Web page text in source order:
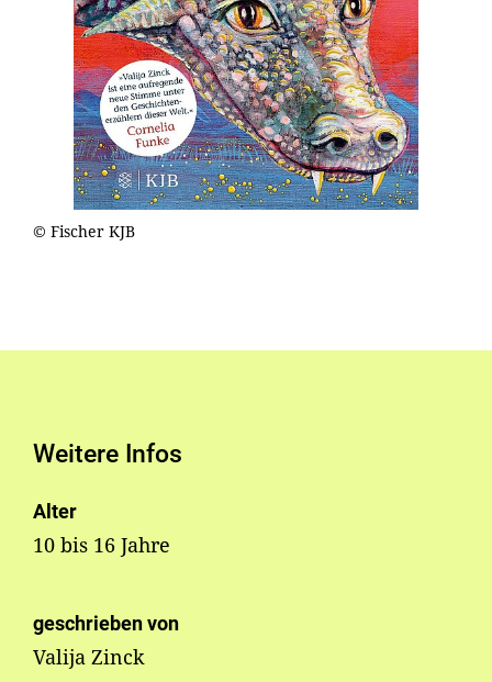
© Fischer KJB
Weitere Infos
Alter
10 bis 16 Jahre
geschrieben von
Valija Zinck